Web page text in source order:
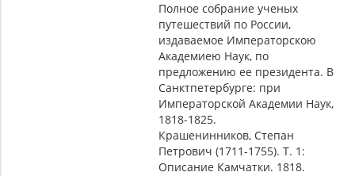
Полное собрание ученых
путешествий по России,
издаваемое Императорскою
Академиею Наук, по
предложению ее президента. В
Санктпетербурге: при
Императорской Академии Наук,
1818-1825.
Крашенинников, Степан
Петрович (1711-1755). Т. 1:
Описание Камчатки. 1818.